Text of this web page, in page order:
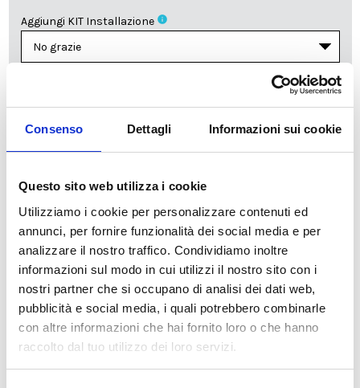
Consenso Dettagli Informazioni sui cookie
Questo sito web utilizza i cookie
Utilizziamo i cookie per personalizzare contenuti ed
annunci, per fornire funzionalità dei social media e per
analizzare il nostro traffico. Condividiamo inoltre
informazioni sul modo in cui utilizzi il nostro sito con i
nostri partner che si occupano di analisi dei dati web,
pubblicità e social media, i quali potrebbero combinarle
con altre informazioni che hai fornito loro o che hanno
raccolto dal tuo utilizzo dei loro servizi.
Aggiungi KIT Installazione info
Il reparto produzione sarà chiuso dall'8|08 al
in poi verranno lavoratia partire dal 24|08|2026e
spediti compatibilmente con i tempi di produzione e
cartadaparati.it vi augura una Felice Estate!
Disponibile
34,49 € 49,28 € -30%
Tasse incluse
AGGIUNGI AL CARRELLO